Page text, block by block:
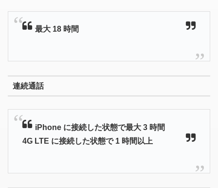
最大 18 時間
連続通話
iPhone に接続した状態で最大 3 時間
4G LTE に接続した状態で 1 時間以上